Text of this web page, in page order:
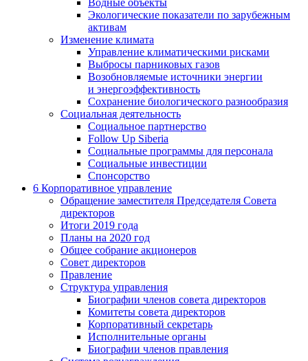
Водные объекты
Экологические показатели по зарубежным
активам
Изменение климата
Управление климатическими рисками
Выбросы парниковых газов
Возобновляемые источники энергии
и энергоэффективность
Сохранение биологического разнообразия
Социальная деятельность
Социальное партнерство
Follow Up Siberia
Социальные программы для персонала
Социальные инвестиции
Спонсорство
6 Корпоративное управление
Обращение заместителя Председателя Совета
директоров
Итоги 2019 года
Планы на 2020 год
Общее собрание акционеров
Совет директоров
Правление
Структура управления
Биографии членов совета директоров
Комитеты совета директоров
Корпоративный секретарь
Исполнительные органы
Биографии членов правления